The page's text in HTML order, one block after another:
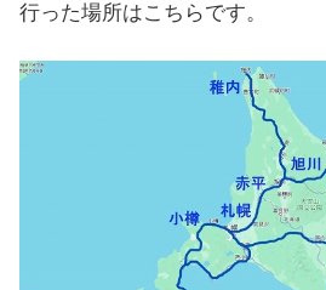
行った場所はこちらです。